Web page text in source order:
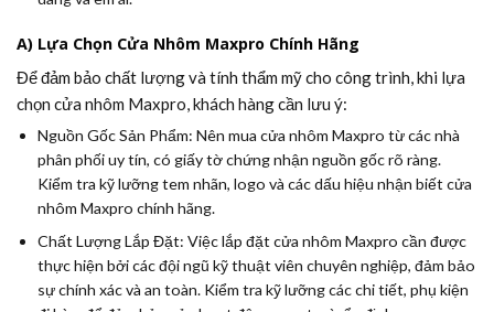
A) Lựa Chọn Cửa Nhôm Maxpro Chính Hãng
Để đảm bảo chất lượng và tính thẩm mỹ cho công trình, khi lựa
chọn cửa nhôm Maxpro, khách hàng cần lưu ý:
Nguồn Gốc Sản Phẩm: Nên mua cửa nhôm Maxpro từ các nhà
phân phối uy tín, có giấy tờ chứng nhận nguồn gốc rõ ràng.
Kiểm tra kỹ lưỡng tem nhãn, logo và các dấu hiệu nhận biết cửa
nhôm Maxpro chính hãng.
Chất Lượng Lắp Đặt: Việc lắp đặt cửa nhôm Maxpro cần được
thực hiện bởi các đội ngũ kỹ thuật viên chuyên nghiệp, đảm bảo
sự chính xác và an toàn. Kiểm tra kỹ lưỡng các chi tiết, phụ kiện